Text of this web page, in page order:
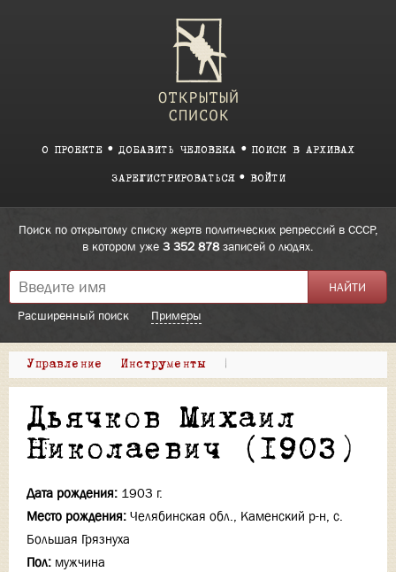
О ПРОЕКТЕ ДОБАВИТЬ ЧЕЛОВЕКА ПОИСК В АРХИВАХ
ЗАРЕГИСТРИРОВАТЬСЯ ВОЙТИ
Поиск по открытому списку жертв политических репрессий в СССР,
в котором уже 3 352 878записей о людях.
Расширенный поиск Примеры
Управление Инструменты |
Дьячков Михаил
Николаевич (1903)
Дата рождения: 1903 г.
Место рождения: Челябинская обл., Каменский р-н, с.
Большая Грязнуха
Пол: мужчина